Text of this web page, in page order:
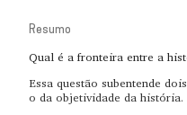
Resumo
Qual é a fronteira entre a
Essa questão subentende
o da objetividade da história.